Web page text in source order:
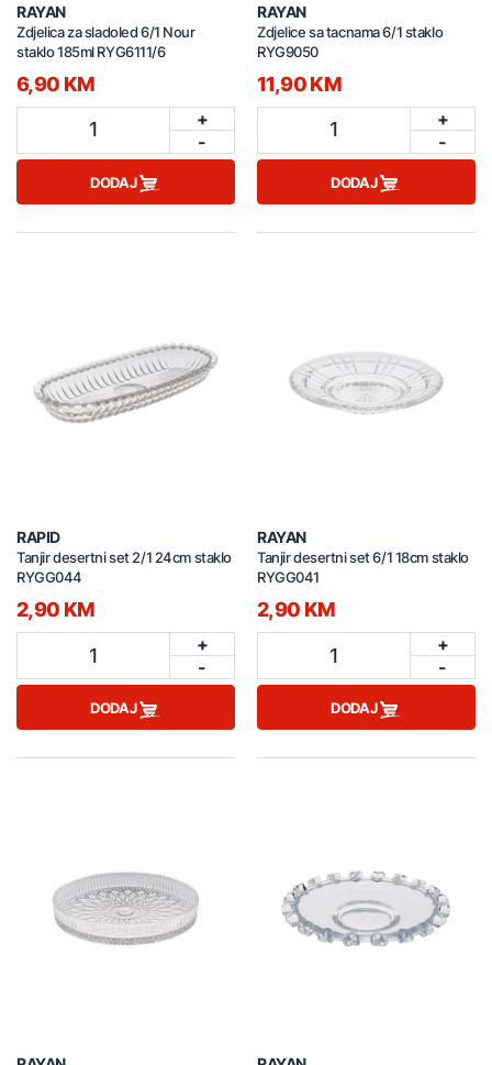
RAYAN
Zdjelica za sladoled 6/1 Nour
staklo 185ml RYG6111/6
6,90 KM
1
+
-
DODAJ
RAYAN
Zdjelice sa tacnama 6/1 staklo
RYG9050
11,90 KM
1
+
-
DODAJ
RAPID
Tanjir desertni set 2/1 24cm staklo
RYGG044
2,90 KM
1
+
-
DODAJ
RAYAN
Tanjir desertni set 6/1 18cm staklo
RYGG041
2,90 KM
1
+
-
DODAJ